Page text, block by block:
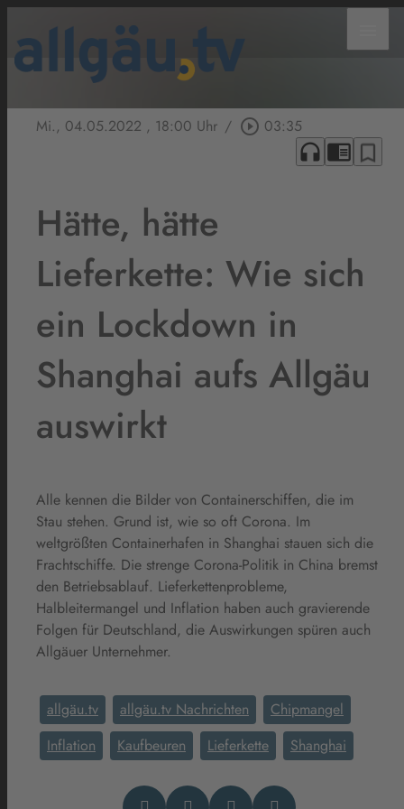
Mi., 04.05.2022 , 18:00 Uhr / play_circle_outline 03:35
headphones chrome_reader_mode bookmark_border
Hätte, hätte
Lieferkette: Wie sich
ein Lockdown in
Shanghai aufs Allgäu
auswirkt
Alle kennen die Bilder von Containerschiffen, die im
Stau stehen. Grund ist, wie so oft Corona. Im
weltgrößten Containerhafen in Shanghai stauen sich die
Frachtschiffe. Die strenge Corona-Politik in China bremst
den Betriebsablauf. Lieferkettenprobleme,
Halbleitermangel und Inflation haben auch gravierende
Folgen für Deutschland, die Auswirkungen spüren auch
Allgäuer Unternehmer.
allgäu.tv allgäu.tv Nachrichten
Chipmangel
Inflation
Kaufbeuren Lieferkette Shanghai